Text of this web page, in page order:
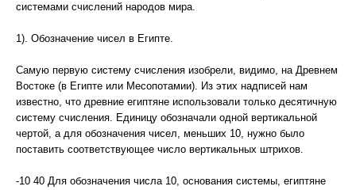
системами счислений народов мира.
1). Обозначение чисел в Египте.
Самую первую систему счисления изобрели, видимо, на Древнем
Востоке (в Египте или Месопотамии). Из этих надписей нам
известно, что древние египтяне использовали только десятичную
систему счисления. Единицу обозначали одной вертикальной
чертой, а для обозначения чисел, меньших 10, нужно было
поставить соответствующее число вертикальных штрихов.
-10 40 Для обозначения числа 10, основания системы, египтяне